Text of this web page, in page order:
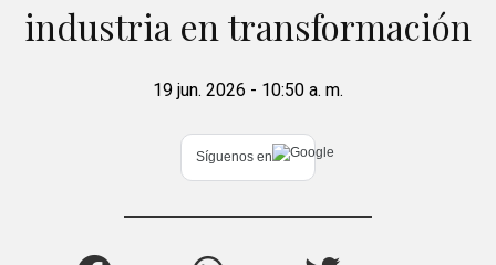
industria en transformación
19 jun. 2026 - 10:50 a. m.
Síguenos en